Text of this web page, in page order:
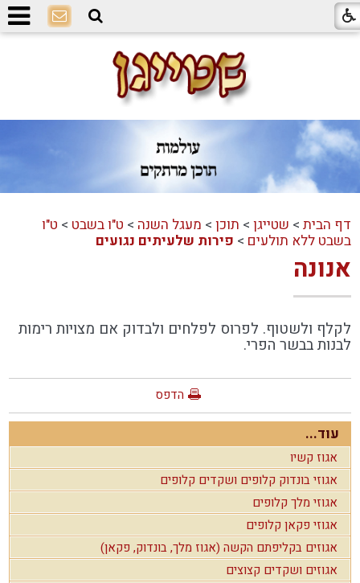
דף הבית > שטייגן > תוכן > מעגל השנה > ט"ו בשבט > ט"ו
בשבט ללא תולעים > פירות שלעיתים נגועים
אנונה
לקלף ולשטוף. לפרוס לפלחים ולבדוק אם מצויות רימות
לבנות בבשר הפרי.
הדפס
עוד...
אגוז קשיו
אגוזי בונדוק קלופים ושקדים קלופים
אגוזי מלך קלופים
אגוזי פקאן קלופים
אגוזים בקליפתם הקשה (אגוז מלך, בונדוק, פקאן)
אגוזים ושקדים קצוצים